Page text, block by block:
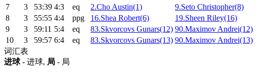
7
3 53:39 4:3 eq 2.Cho Austin(1) 9.Seto Christopher(8)
8
3 55:55 4:4 ppg 16.Shea Robert(6) 19.Sheen Riley(16)
9
3 59:11 5:4 eq 83.Skvorcovs Gunars(12) 90.Maximov Andrei(12)
10
3 59:57 6:4 eq 83.Skvorcovs Gunars(13) 90.Maximov Andrei(13)
词汇表
进球- 进球, 局 - 局